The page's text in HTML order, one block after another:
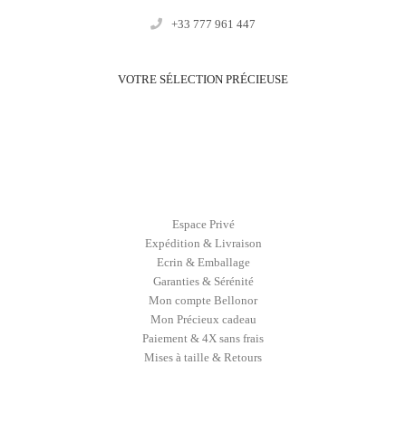
+33 777 961 447
VOTRE SÉLECTION PRÉCIEUSE
Espace Privé
Expédition & Livraison
Ecrin & Emballage
Garanties & Sérénité
Mon compte Bellonor
Mon Précieux cadeau
Paiement & 4X sans frais
Mises à taille & Retours